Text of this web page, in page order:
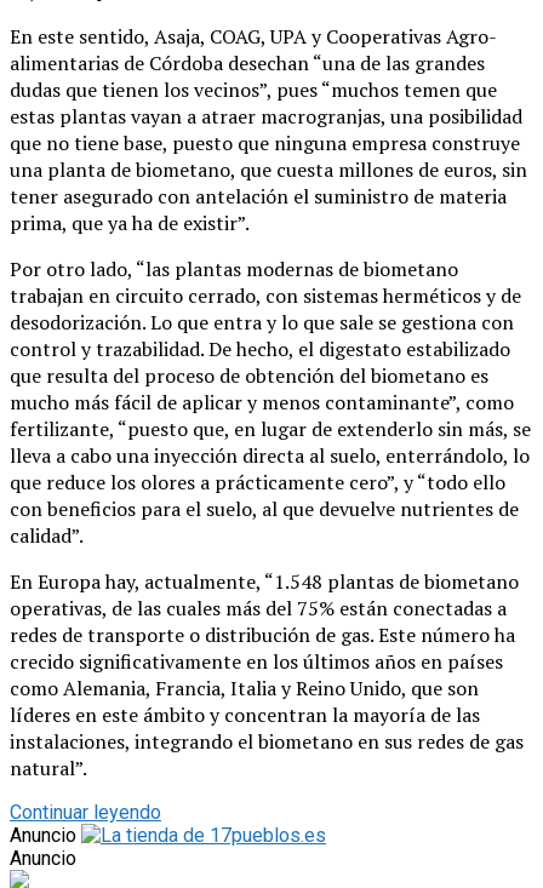
En este sentido, Asaja, COAG, UPA y Cooperativas Agro-
alimentarias de Córdoba desechan “una de las grandes
dudas que tienen los vecinos”, pues “muchos temen que
estas plantas vayan a atraer macrogranjas, una posibilidad
que no tiene base, puesto que ninguna empresa construye
una planta de biometano, que cuesta millones de euros, sin
tener asegurado con antelación el suministro de materia
prima, que ya ha de existir”.
Por otro lado, “las plantas modernas de biometano
trabajan en circuito cerrado, con sistemas herméticos y de
desodorización. Lo que entra y lo que sale se gestiona con
control y trazabilidad. De hecho, el digestato estabilizado
que resulta del proceso de obtención del biometano es
mucho más fácil de aplicar y menos contaminante”, como
fertilizante, “puesto que, en lugar de extenderlo sin más, se
lleva a cabo una inyección directa al suelo, enterrándolo, lo
que reduce los olores a prácticamente cero”, y “todo ello
con beneficios para el suelo, al que devuelve nutrientes de
calidad”.
En Europa hay, actualmente, “1.548 plantas de biometano
operativas, de las cuales más del 75% están conectadas a
redes de transporte o distribución de gas. Este número ha
crecido significativamente en los últimos años en países
como Alemania, Francia, Italia y Reino Unido, que son
líderes en este ámbito y concentran la mayoría de las
instalaciones, integrando el biometano en sus redes de gas
natural”.
Continuar leyendo
Anuncio
Anuncio